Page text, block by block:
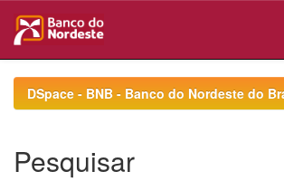
navigationDSpace - BNB - Banco do Nordeste do
Pesquisar